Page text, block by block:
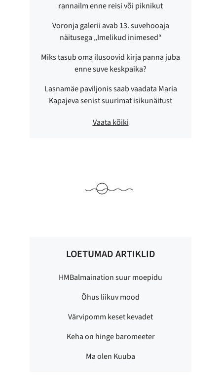
rannailm enne reisi või piknikut
Voronja galerii avab 13. suvehooaja
näitusega „Imelikud inimesed“
Miks tasub oma ilusoovid kirja panna juba
enne suve keskpaika?
Lasnamäe paviljonis saab vaadata Maria
Kapajeva senist suurimat isikunäitust
Vaata kõiki
LOETUMAD ARTIKLID
HMBalmaination suur moepidu
Õhus liikuv mood
Värvipomm keset kevadet
Keha on hinge baromeeter
Ma olen Kuuba